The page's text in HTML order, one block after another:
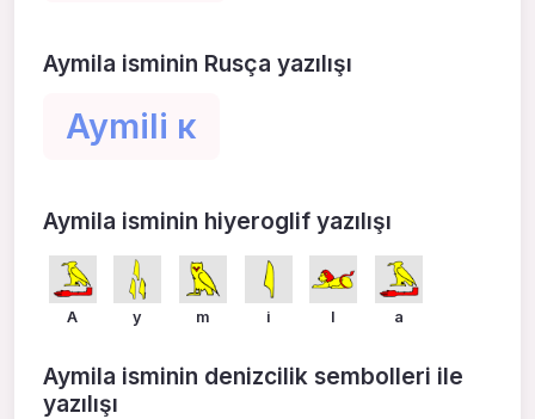
Aymila isminin Rusça yazılışı
Aymili к
Aymila isminin hiyeroglif yazılışı
A y m i l a
Aymila isminin denizcilik sembolleri ile
yazılışı